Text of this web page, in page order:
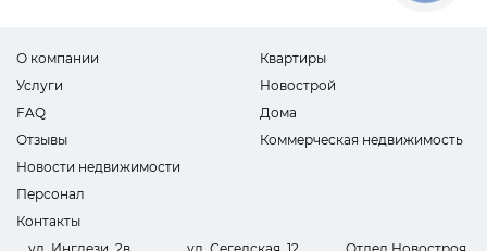
О компании
Услуги
FAQ
Отзывы
Новости недвижимости
Персонал
Контакты
Квартиры
Новострой
Дома
Коммерческая недвижимость